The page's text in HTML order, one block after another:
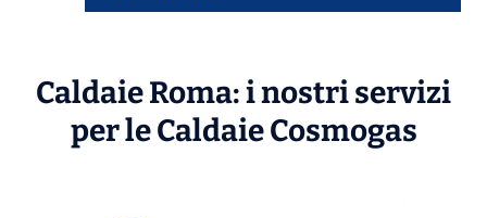
Caldaie Roma: i nostri servizi
per le CaldaieCosmogas